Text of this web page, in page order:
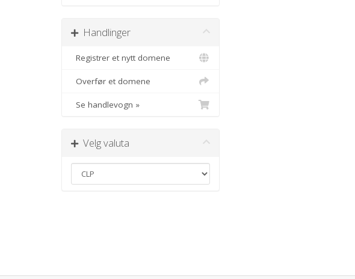
Handlinger
Registrer et nytt domene
Overfør et domene
Se handlevogn »
Velg valuta